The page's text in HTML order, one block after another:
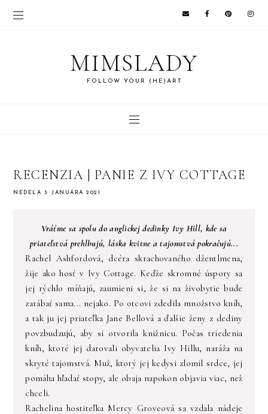
MIMSLADY
FOLLOW YOUR (HE)ART
RECENZIA | PANIE Z IVY COTTAGE
NEDEĽA 3. JANUÁRA 2021
Vráťme sa spolu do anglickej dedinky Ivy Hill, kde sa
priateľstvá prehlbujú, láska kvitne a tajomstvá pokračujú...
Rachel Ashfordová, dcéra skrachovaného džentlmena,
žije ako hosť v Ivy Cottage. Keďže skromné úspory sa
jej rýchlo míňajú, zaumieni si, že si na živobytie bude
zarábať sama... nejako. Po otcovi zdedila množstvo kníh,
a tak ju jej priateľka Jane Bellová a ďalšie ženy z dediny
povzbudzujú, aby si otvorila knižnicu. Počas triedenia
kníh, ktoré jej darovali obyvatelia Ivy Hillu, naráža na
skryté tajomstvá. Muž, ktorý jej kedysi zlomil srdce, jej
pomáha hľadať stopy, ale obaja napokon objavia viac, než
chceli.
Rachelina hostiteľka Mercy Groveová sa vzdala nádeje